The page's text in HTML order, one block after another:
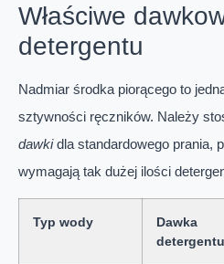
Właściwe
detergentu
Nadmiar środka piorącego to
sztywności ręczników. Należy
dawkidla standardowego prania,
wymagają tak dużej ilości
Typ wody
Dawka
detergentu